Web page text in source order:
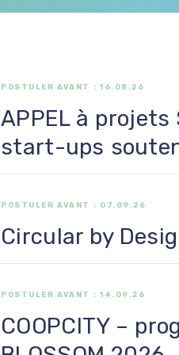
POSTULER AVANT : 16.08.26
APPEL à projets
start-ups
POSTULER AVANT : 07.09.26
Circular by
POSTULER AVANT : 14.09.26
COOPCITY –